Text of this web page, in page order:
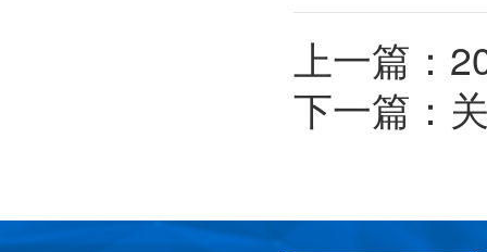
上一篇：
下一篇：